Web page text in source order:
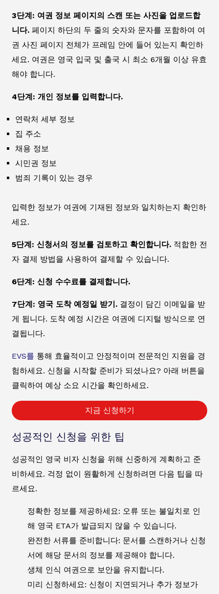
3단계: 여권 정보 페이지의 스캔 또는 사진을 업로드합
니다. 페이지 하단의 두 줄의 숫자와 문자를 포함하여 여
권 사진 페이지 전체가 프레임 안에 들어 있는지 확인하
세요. 여권은 영국 입국 및 출국 시 최소 6개월 이상 유효
해야 합니다.
4단계: 개인 정보를 입력합니다.
연락처 세부 정보
집 주소
채용 정보
시민권 정보
범죄 기록이 있는 경우
입력한 정보가 여권에 기재된 정보와 일치하는지 확인하
세요.
5단계: 신청서의 정보를 검토하고 확인합니다. 적합한 전
자 결제 방법을 사용하여 결제할 수 있습니다.
6단계: 신청 수수료를 결제합니다.
7단계: 영국 도착 예정일 받기. 결정이 담긴 이메일을 받
게 됩니다. 도착 예정 시간은 여권에 디지털 방식으로 연
결됩니다.
EVS를 통해 효율적이고 안정적이며 전문적인 지원을 경
험하세요. 신청을 시작할 준비가 되셨나요? 아래 버튼을
클릭하여 예상 소요 시간을 확인하세요.
지금 신청하기
성공적인 신청을 위한 팁
성공적인 영국 비자 신청을 위해 신중하게 계획하고 준
비하세요. 걱정 없이 원활하게 신청하려면 다음 팁을 따
르세요.
정확한 정보를 제공하세요: 오류 또는 불일치로 인
해 영국 ETA가 발급되지 않을 수 있습니다.
완전한 서류를 준비합니다: 문서를 스캔하거나 신청
서에 해당 문서의 정보를 제공해야 합니다.
생체 인식 여권으로 보안을 유지합니다.
미리 신청하세요: 신청이 지연되거나 추가 정보가